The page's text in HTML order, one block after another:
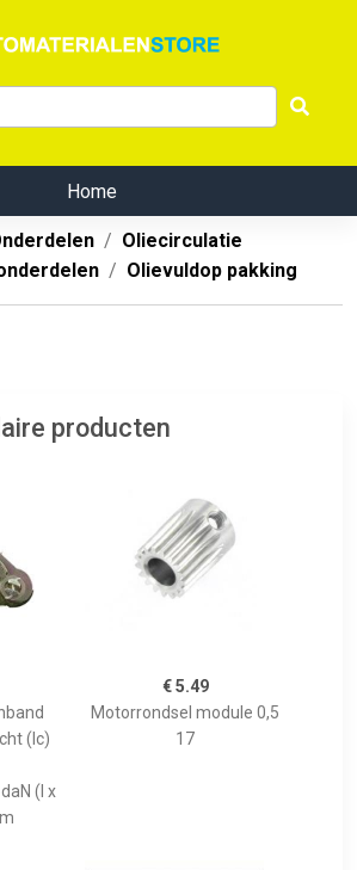
Home
Oliecirculatie
Olievuldop pakking
producten
(lc)
(l x
€ 5.49
Motorrondsel module 0,5
17